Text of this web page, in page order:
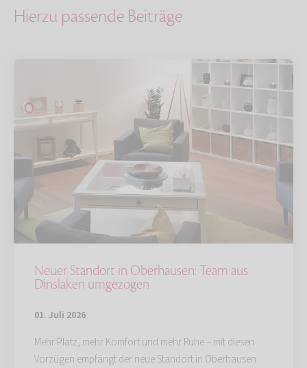
Hierzu passende Beiträge
Neuer Standort in Oberhausen: Team aus
Dinslaken umgezogen
01. Juli 2026
Mehr Platz, mehr Komfort und mehr Ruhe – mit diesen
Vorzügen empfängt der neue Standort in Oberhausen